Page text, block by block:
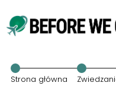
Strona główna